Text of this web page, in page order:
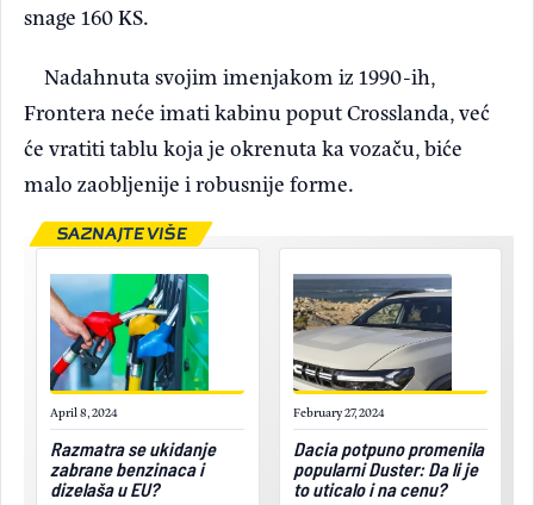
snage 160 KS.
Nadahnuta svojim imenjakom iz 1990-ih,
Frontera neće imati kabinu poput Crosslanda, već
će vratiti tablu koja je okrenuta ka vozaču, biće
malo zaobljenije i robusnije forme.
April 8, 2024
Razmatra se ukidanje
zabrane benzinaca i
dizelaša u EU?
February 27, 2024
Dacia potpuno promenila
popularni Duster: Da li je
to uticalo i na cenu?
SAZNAJTE VIŠE